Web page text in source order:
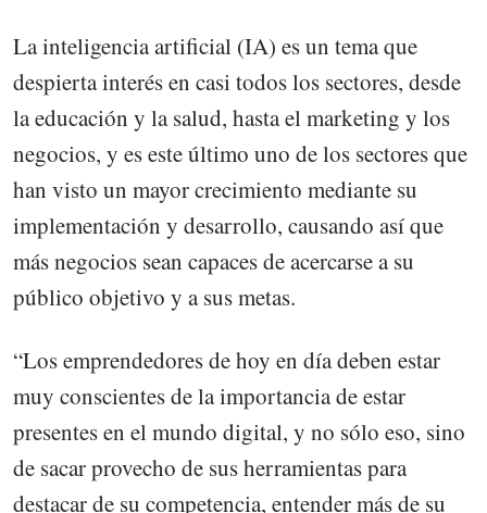
La inteligencia artificial (IA) es un tema que
despierta interés en casi todos los sectores, desde
la educación y la salud, hasta el marketing y los
negocios, y es este último uno de los sectores que
han visto un mayor crecimiento mediante su
implementación y desarrollo, causando así que
más negocios sean capaces de acercarse a su
público objetivo y a sus metas.
“Los emprendedores de hoy en día deben estar
muy conscientes de la importancia de estar
presentes en el mundo digital, y no sólo eso, sino
de sacar provecho de sus herramientas para
destacar de su competencia, entender más de su